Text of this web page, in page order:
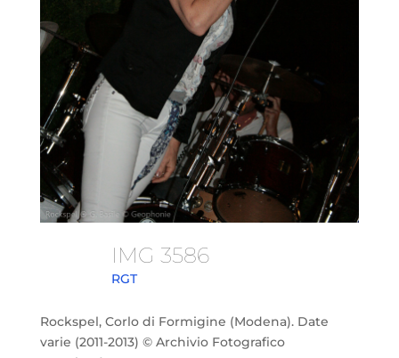
IMG 3586
RGT
Rockspel, Corlo di Formigine (Modena). Date
varie (2011-2013) © Archivio Fotografico